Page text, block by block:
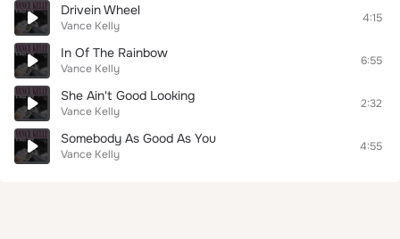
Drivein Wheel
Vance Kelly
4:15
In Of The Rainbow
Vance Kelly
6:55
She Ain't Good Looking
Vance Kelly
2:32
Somebody As Good As You
Vance Kelly
4:55